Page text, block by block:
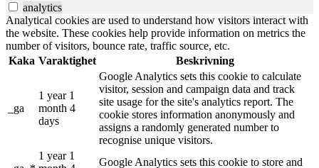
analytics
Analytical cookies are used to understand how visitors interact with
the website. These cookies help provide information on metrics the
number of visitors, bounce rate, traffic source, etc.
Kaka Varaktighet Beskrivning
_ga
1 year 1
month 4
days
Google Analytics sets this cookie to calculate
visitor, session and campaign data and track
site usage for the site's analytics report. The
cookie stores information anonymously and
assigns a randomly generated number to
recognise unique visitors.
1 year 1
Google Analytics sets this cookie to store and